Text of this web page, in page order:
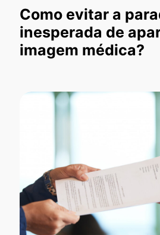
Como evitar a
inesperada de
imagem médica?